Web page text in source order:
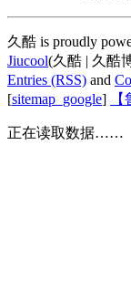
久酷 is proudly
Jiucool(久酷 | 久酷
Entries (RSS) and
[sitemap_google]
正在读取数据……